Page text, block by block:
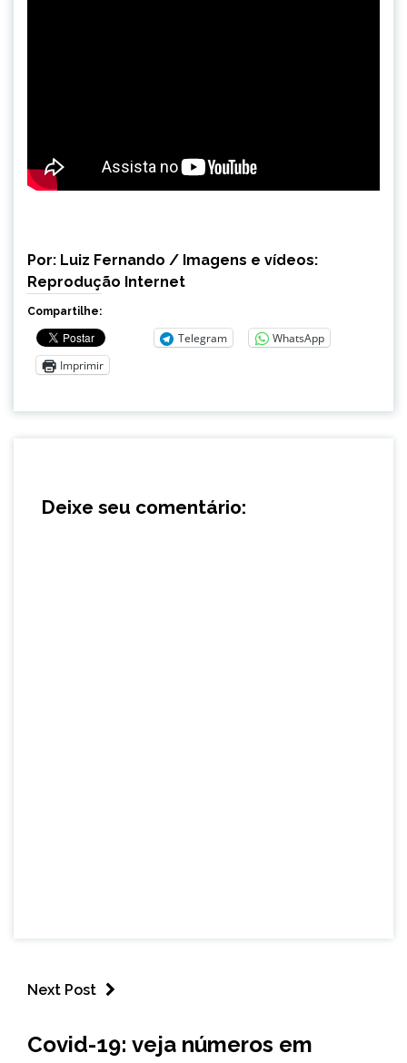
Por: Luiz Fernando / Imagens e vídeos:
Reprodução Internet
Compartilhe:
Telegram
WhatsApp
Imprimir
Deixe seu comentário:
Next Post
NOTÍCIAS
Covid-19: veja números em